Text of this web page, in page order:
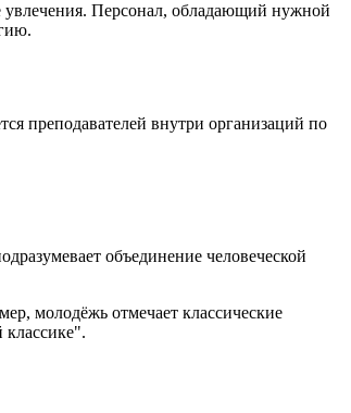
увлечения. Персонал, обладающий нужной
преподавателей внутри организаций по
объединение человеческой
молодёжь отмечает классические
классике".